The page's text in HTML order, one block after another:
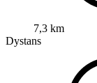
7,3 km
Dystans